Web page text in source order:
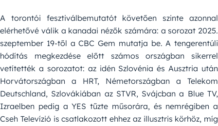
A torontói fesztiválbemutatót követően szinte azonnal
elérhetővé válik a kanadai nézők számára: a sorozat 2025.
szeptember 19-től a CBC Gem mutatja be. A tengerentúli
hódítás megkezdése előtt számos országban sikerrel
vetítették a sorozatot: az idén Szlovénia és Ausztria után
Horvátországban a HRT, Németországban a Telekom
Deutschland, Szlovákiában az STVR, Svájcban a Blue TV,
Izraelben pedig a YES tűzte műsorára, és nemrégiben a
Cseh Televízió is csatlakozott ehhez az illusztris körhöz, míg